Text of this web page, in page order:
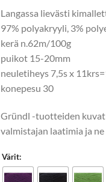
Langassa lievästi
97% polyakryyli, 3%
kerä n.62m/100g
puikot 15-20mm
neuletiheys 7,5s x
konepesu 30
Gründl -tuotteiden kuvat
valmistajan laatimia ja
Värit: